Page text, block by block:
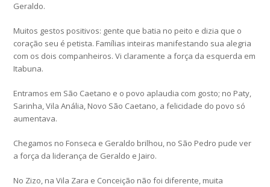
Geraldo.
Muitos gestos positivos: gente que batia no peito e dizia que o
coração seu é petista. Famílias inteiras manifestando sua alegria
com os dois companheiros. Vi claramente a força da esquerda em
Itabuna.
Entramos em São Caetano e o povo aplaudia com gosto; no Paty,
Sarinha, Vila Anália, Novo São Caetano, a felicidade do povo só
aumentava.
Chegamos no Fonseca e Geraldo brilhou, no São Pedro pude ver
a força da liderança de Geraldo e Jairo.
No Zizo, na Vila Zara e Conceição não foi diferente, muita